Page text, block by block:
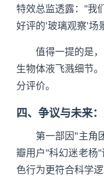
特效总监透露："我
好评的'玻璃观察'场
值得一提的是
生物体液飞溅细节
分评价。
四、争议与未来
第一部因"主角
瓣用户"科幻迷老杨
色行为更符合科学